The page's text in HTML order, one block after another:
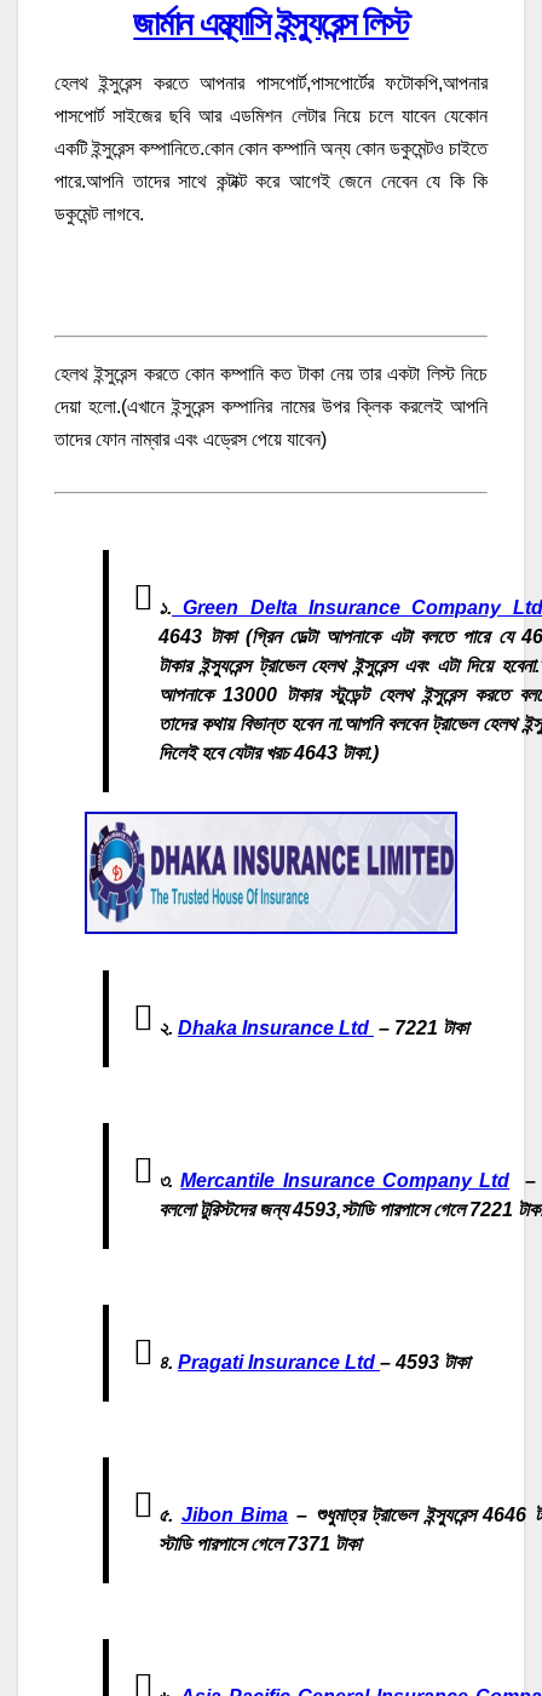
জার্মান এম্ব্যাসি ইন্স্যুরেন্স লিস্ট
হেলথ ইন্সুরেন্স করতে আপনার পাসপোর্ট,পাসপোর্টের ফটোকপি,আপনার
পাসপোর্ট সাইজের ছবি আর এডমিশন লেটার নিয়ে চলে যাবেন যেকোন
একটি ইন্সুরেন্স কম্পানিতে.কোন কোন কম্পানি অন্য কোন ডকুমেন্টও চাইতে
পারে.আপনি তাদের সাথে কন্টাক্ট করে আগেই জেনে নেবেন যে কি কি
ডকুমেন্ট লাগবে.
হেলথ ইন্সুরেন্স করতে কোন কম্পানি কত টাকা নেয় তার একটা লিস্ট নিচে
দেয়া হলো.(এখানে ইন্সুরেন্স কম্পানির নামের উপর ক্লিক করলেই আপনি
তাদের ফোন নাম্বার এবং এড্রেস পেয়ে যাবেন)
১. Green Delta Insurance Company Ltd
4643 টাকা (গ্রিন ডেল্টা আপনাকে এটা বলতে পারে যে
টাকার ইন্স্যুরেন্স ট্রাভেল হেলথ ইন্সুরেন্স এবং এটা দিয়ে
আপনাকে 13000 টাকার স্টুডেন্ট হেলথ ইন্সুরেন্স করতে
তাদের কথায় বিভান্ত হবেন না.আপনি বলবেন ট্রাভেল হেলথ
দিলেই হবে যেটার খরচ 4643 টাকা.)
২. Dhaka Insurance Ltd – 7221 টাকা
৩.Mercantile Insurance Company Ltd –
বললো টুরিস্টদের জন্য 4593,স্টাডি পারপাসে গেলে 7221 টাকা
৪. Pragati Insurance Ltd – 4593 টাকা
৫. Jibon Bima – শুধুমাত্র ট্রাভেল ইন্স্যুরেন্স 4646
স্টাডি পারপাসে গেলে 7371 টাকা